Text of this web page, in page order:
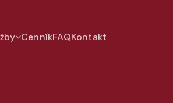
CenníkFAQKontakt